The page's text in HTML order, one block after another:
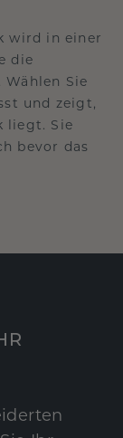
wird in einer
die
Wählen Sie
und zeigt,
liegt. Sie
bevor das